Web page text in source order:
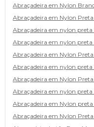
Abraçadeira em Nylon
Abraçadeira em Nylon
Abraçadeira em nylon preta
Abraçadeira em nylon
Abraçadeira em Nylon
Abraçadeira em nylon preta
Abraçadeira em Nylon
Abraçadeira em nylon
Abraçadeira em Nylon
Abraçadeira em Nylon